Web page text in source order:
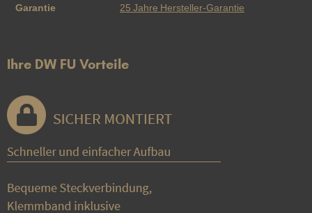
Garantie 25 Jahre Hersteller-Garantie
Ihre DW FU Vorteile